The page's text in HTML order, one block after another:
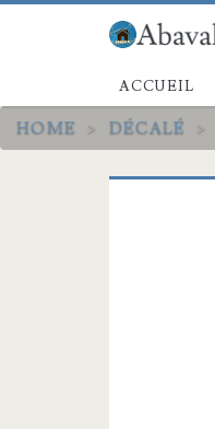
ACCUEIL
HOME > DÉCALÉ >